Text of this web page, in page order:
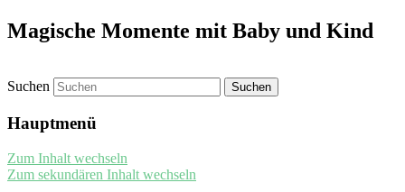
Magische Momente mit Baby und Kind
Suchen
Hauptmenü
Zum Inhalt wechseln
Zum sekundären Inhalt wechseln